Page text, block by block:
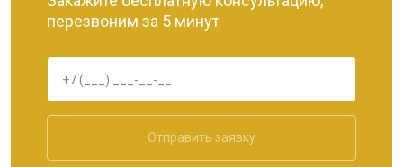
перезвоним за 5 минут
Отправить заявку